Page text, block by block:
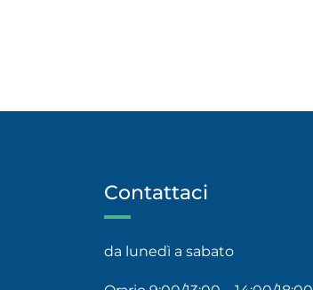
Contattaci
da lunedì a sabato